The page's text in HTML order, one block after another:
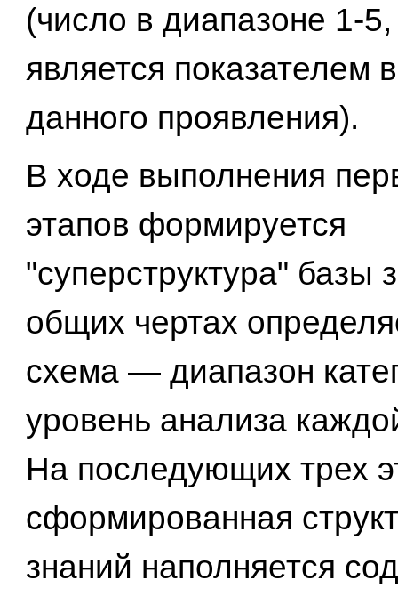
(число в диапазоне 1-5,
является показателем
данного проявления).
В ходе выполнения
этапов формируется
"суперструктура" базы
общих чертах
схема — диапазон
уровень анализа
На последующих трех
сформированная
знаний наполняется